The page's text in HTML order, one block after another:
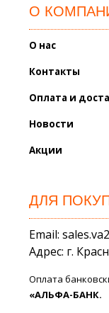
О
О нас
Контакты
Оплата и
Новости
Акции
ДЛЯ
Email:
Адрес: г.
Оплата
«АЛЬФА-БАНК.